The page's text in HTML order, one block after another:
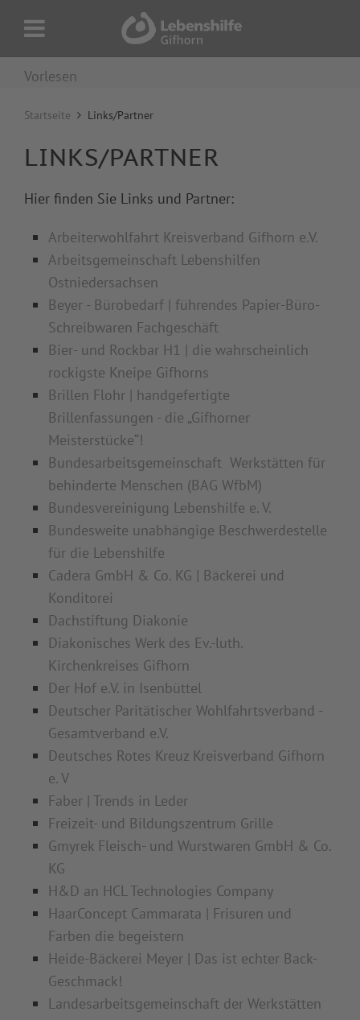
Vorlesen
Startseite Links/Partner
LINKS/PARTNER
Hier finden Sie Links und Partner:
Arbeiterwohlfahrt Kreisverband Gifhorn e.V.
Arbeitsgemeinschaft Lebenshilfen
Ostniedersachsen
Beyer - Bürobedarf | führendes Papier-Büro-
Schreibwaren Fachgeschäft
Bier- und Rockbar H1 | die wahrscheinlich
rockigste Kneipe Gifhorns
Brillen Flohr | handgefertigte
Brillenfassungen - die „Gifhorner
Meisterstücke“!
Bundesarbeitsgemeinschaft Werkstätten für
behinderte Menschen (BAG WfbM)
Bundesvereinigung Lebenshilfe e. V.
Bundesweite unabhängige Beschwerdestelle
für die Lebenshilfe
Cadera GmbH & Co. KG | Bäckerei und
Konditorei
Dachstiftung Diakonie
Diakonisches Werk des Ev.-luth.
Kirchenkreises Gifhorn
Der Hof e.V. in Isenbüttel
Deutscher Paritätischer Wohlfahrtsverband -
Gesamtverband e.V.
Deutsches Rotes Kreuz Kreisverband Gifhorn
e. V
Faber | Trends in Leder
Freizeit- und Bildungszentrum Grille
Gmyrek Fleisch- und Wurstwaren GmbH & Co.
KG
H&D an HCL Technologies Company
HaarConcept Cammarata | Frisuren und
Farben die begeistern
Heide-Bäckerei Meyer | Das ist echter Back-
Geschmack!
Landesarbeitsgemeinschaft der Werkstätten